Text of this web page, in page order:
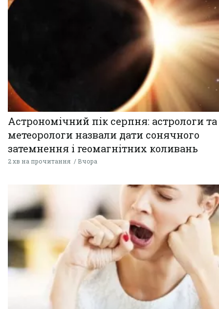
Астрономічний пік серпня: астрологи та
метеорологи назвали дати сонячного
затемнення і геомагнітних коливань
2 хв на прочитання Вчора